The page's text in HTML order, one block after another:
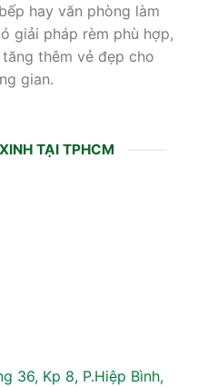
hay văn phòng làm
giải pháp rèm phù hợp,
thêm vẻ đẹp cho
gian.
TẠI TPHCM
36, Kp 8, P.Hiệp Bình,